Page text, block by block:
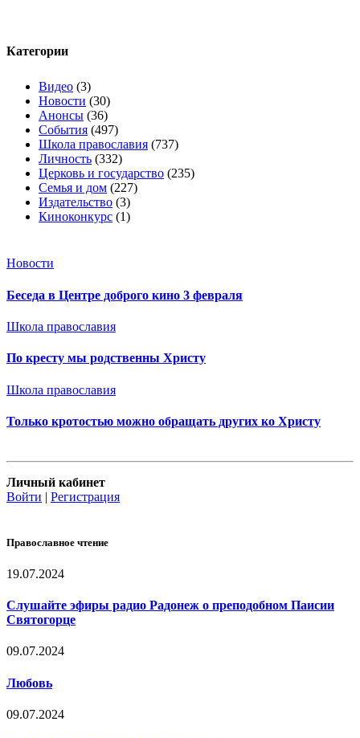
Категории
Видео (3)
Новости (30)
Анонсы (36)
События (497)
Школа православия (737)
Личность (332)
Церковь и государство (235)
Семья и дом (227)
Издательство (3)
Киноконкурс (1)
Новости
Беседа в Центре доброго кино 3 февраля
Школа православия
По кресту мы родственны Христу
Школа православия
Только кротостью можно обращать других ко Христу
Личный кабинет
Войти | Регистрация
Православное чтение
19.07.2024
Слушайте эфиры радио Радонеж о преподобном Паисии
Святогорце
09.07.2024
Любовь
09.07.2024